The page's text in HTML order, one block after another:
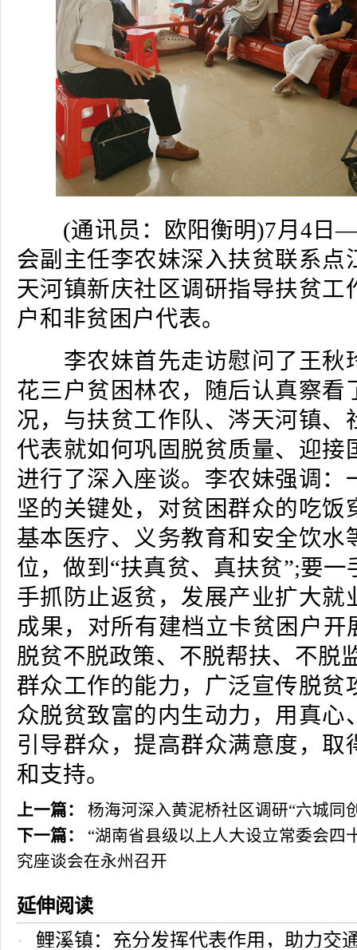
(通讯员：欧阳衡明)7月4日
会副主任李农妹深入扶贫联系点
天河镇新庆社区调研指导扶贫工
户和非贫困户代表。
李农妹首先走访慰问了王秋
花三户贫困林农，随后认真察看
况，与扶贫工作队、涔天河镇、
代表就如何巩固脱贫质量、迎接
进行了深入座谈。李农妹强调：
坚的关键处，对贫困群众的吃饭
基本医疗、义务教育和安全饮水
位，做到“扶真贫、真扶贫”;要
手抓防止返贫，发展产业扩大就
成果，对所有建档立卡贫困户开
脱贫不脱政策、不脱帮扶、不脱
群众工作的能力，广泛宣传脱贫
众脱贫致富的内生动力，用真心
引导群众，提高群众满意度，取
和支持。
上一篇：
杨海河深入黄泥桥社区调研“六城同
下一篇：
“湖南省县级以上人大设立常委会四
究座谈会在永州召开
延伸阅读
鲤溪镇：充分发挥代表作用，助力交